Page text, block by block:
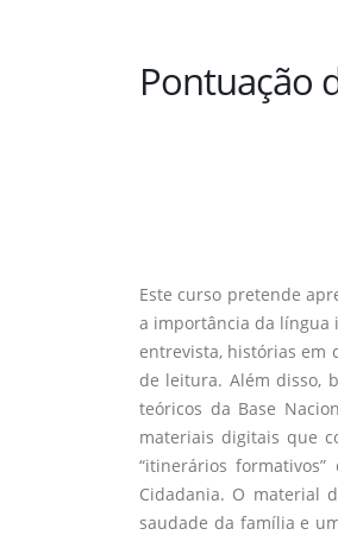
Pontuação
Este curso pretende
a importância da língua
entrevista, histórias em
de leitura. Além disso,
teóricos da Base
materiais digitais que
“itinerários
Cidadania. O material
saudade da família e